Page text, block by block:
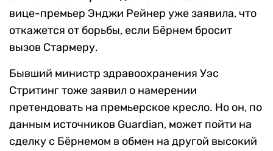
вице-премьер Энджи Рейнер уже заявила, что
откажется от борьбы, если Бёрнем бросит
вызов Стармеру.
Бывший министр здравоохранения Уэс
Стритинг тоже заявил о намерении
претендовать на премьерское кресло. Но он, по
данным источников Guardian, может пойти на
сделку с Бёрнемом в обмен на другой высокий